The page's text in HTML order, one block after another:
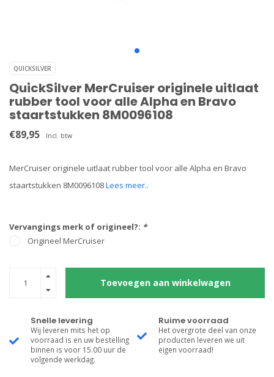
QUICKSILVER
QuickSilver MerCruiser originele uitlaat
rubber tool voor alle Alpha en Bravo
staartstukken 8M0096108
€89,95 Incl. btw
MerCruiser originele uitlaat rubber tool voor alle Alpha en Bravo
staartstukken 8M0096108Lees meer..
Vervangings merk of origineel?: *
Origineel MerCruiser
Toevoegen aan winkelwagen
Snelle levering
Wij leveren mits het op
voorraad is en uw bestelling
binnen is voor 15.00 uur de
volgende werkdag.
Ruime voorraad
Het overgrote deel van onze
producten leveren we uit
eigen voorraad!